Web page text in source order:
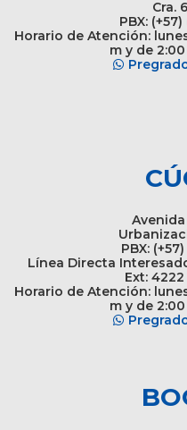
Cra.
PBX:
Horario de Atención:
m y de
Avenida
PBX:
Línea Directa
Ext:
Horario de Atención:
m y de